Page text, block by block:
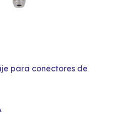
para conectores de